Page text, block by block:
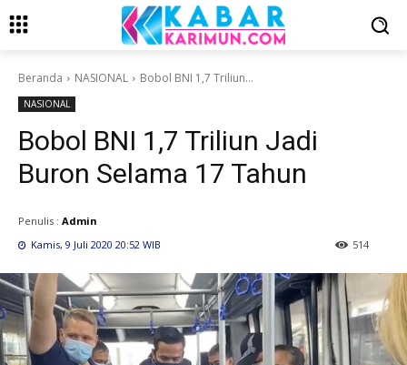
Beranda NASIONAL Bobol BNI 1,7 Triliun...
NASIONAL
Bobol BNI 1,7 Triliun Jadi
Buron Selama 17 Tahun
Penulis : Admin
Kamis, 9 Juli 2020 20:52 WIB
514